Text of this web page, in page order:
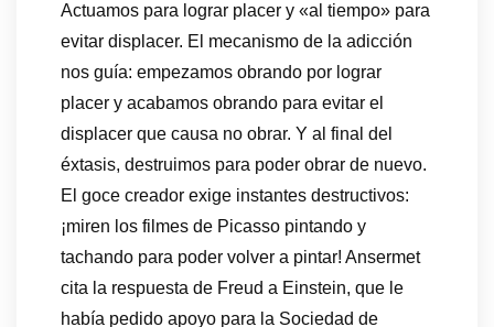
Actuamos para lograr placer y «al tiempo» para
evitar displacer. El mecanismo de la adicción
nos guía: empezamos obrando por lograr
placer y acabamos obrando para evitar el
displacer que causa no obrar. Y al final del
éxtasis, destruimos para poder obrar de nuevo.
El goce creador exige instantes destructivos:
¡miren los filmes de Picasso pintando y
tachando para poder volver a pintar! Ansermet
cita la respuesta de Freud a Einstein, que le
había pedido apoyo para la Sociedad de